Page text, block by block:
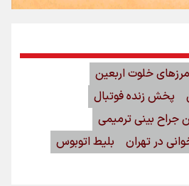
مرزهای خلوت اربعین
پخش زنده فوتبال
جراح بینی ترمیمی
در تهران
بلیط اتوبوس